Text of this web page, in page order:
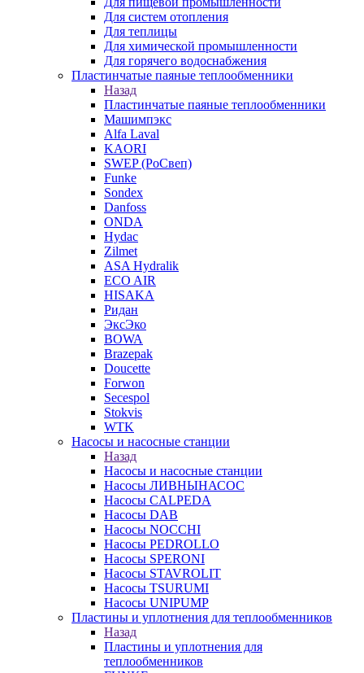
Для систем отопления
Для теплицы
Для химической промышленности
Для горячего водоснабжения
Пластинчатые паяные теплообменники
Назад
Пластинчатые паяные теплообменники
Машимпэкс
Alfa Laval
KAORI
SWEP (РоСвеп)
Funke
Sondex
Danfoss
ONDA
Hydac
Zilmet
ASA Hydralik
ECO AIR
HISAKA
Ридан
ЭксЭко
BOWA
Brazepak
Doucette
Forwon
Secespol
Stokvis
WTK
Насосы и насосные станции
Назад
Насосы и насосные станции
Насосы ЛИВНЫНАСОС
Насосы CALPEDA
Насосы DAB
Насосы NOCCHI
Насосы PEDROLLO
Насосы SPERONI
Насосы STAVROLIT
Насосы TSURUMI
Насосы UNIPUMP
Пластины и уплотнения для теплообменников
Назад
Пластины и уплотнения для
теплообменников